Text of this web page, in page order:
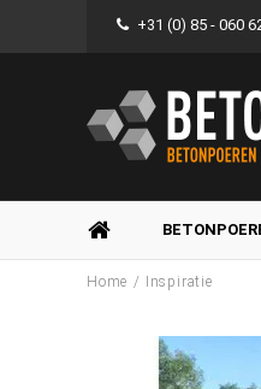
+31 (0) 85 - 060
Home / Inspiratie